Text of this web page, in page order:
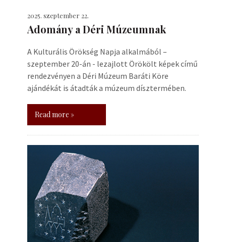
2025. szeptember 22.
Adomány a Déri Múzeumnak
A Kulturális Örökség Napja alkalmából –
szeptember 20-án - lezajlott Örökölt képek című
rendezvényen a Déri Múzeum Baráti Köre
ajándékát is átadták a múzeum dísztermében.
Read more »